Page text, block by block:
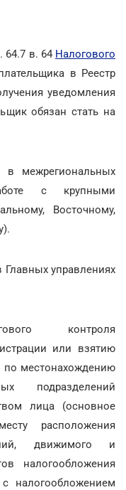
64.7 в. 64 Налогового
в Реестр
уведомления
обязан стать на
межрегиональных
с крупными
Восточному,
Главных управлениях
контроля
или взятию
по местонахождению
подразделений
лица (основное
расположения
движимого и
налогообложения
налогообложением